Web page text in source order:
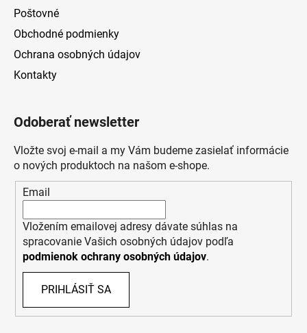
Poštovné
Obchodné podmienky
Ochrana osobných údajov
Kontakty
Odoberať newsletter
Vložte svoj e-mail a my Vám budeme zasielať informácie
o nových produktoch na našom e-shope.
Email
Vložením emailovej adresy dávate súhlas na
spracovanie Vašich osobných údajov podľa
podmienok ochrany osobných údajov.
PRIHLÁSIŤ SA